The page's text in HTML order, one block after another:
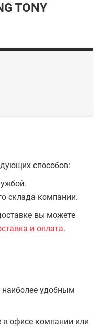
TONY
способов:
склада компании.
вы можете
и оплата.
удобным
офисе компании или